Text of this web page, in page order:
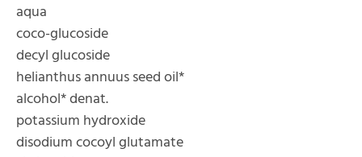
aqua
coco-glucoside
decyl glucoside
helianthus annuus seed oil*
alcohol* denat.
potassium hydroxide
disodium cocoyl glutamate